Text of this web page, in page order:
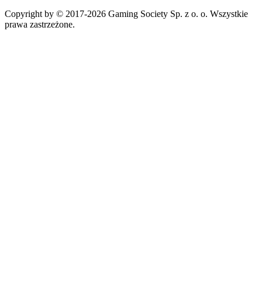
Copyright by © 2017-2026 Gaming Society Sp. z o. o. Wszystkie
prawa zastrzeżone.